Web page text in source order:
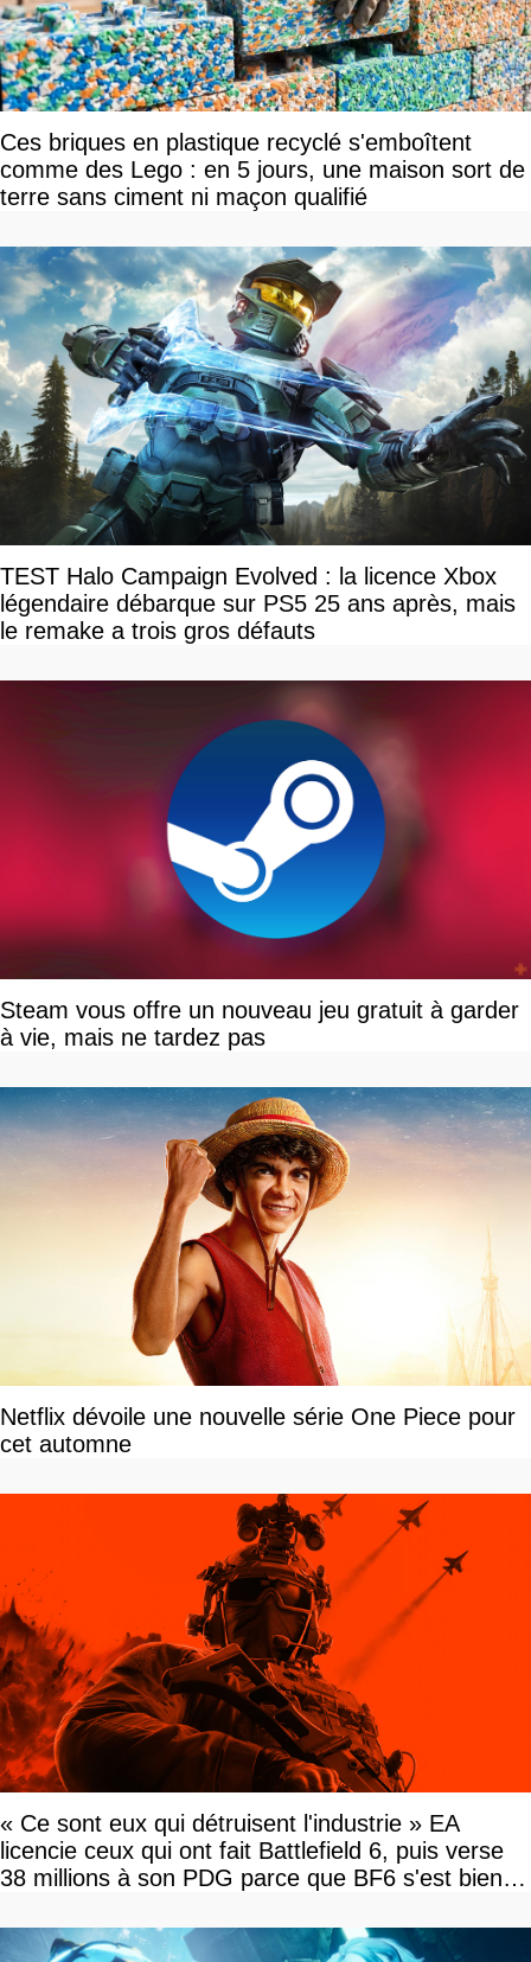
Ces briques en plastique recyclé s'emboîtent
comme des Lego : en 5 jours, une maison sort de
terre sans ciment ni maçon qualifié
TEST Halo Campaign Evolved : la licence Xbox
légendaire débarque sur PS5 25 ans après, mais
le remake a trois gros défauts
Steam vous offre un nouveau jeu gratuit à garder
à vie, mais ne tardez pas
Netflix dévoile une nouvelle série One Piece pour
cet automne
« Ce sont eux qui détruisent l'industrie » EA
licencie ceux qui ont fait Battlefield 6, puis verse
38 millions à son PDG parce que BF6 s'est bien